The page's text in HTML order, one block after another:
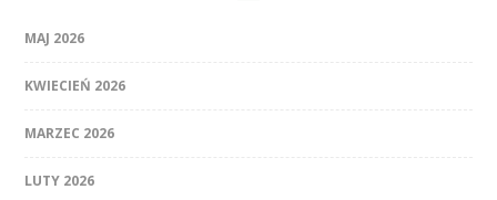
MAJ 2026
KWIECIEŃ 2026
MARZEC 2026
LUTY 2026